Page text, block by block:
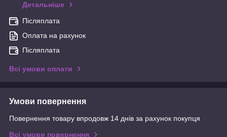
Детальніше
Післяплата
Оплата на рахунок
Післяплата
Всі умови оплати
Умови повернення
Повернення товару впродовж 14 днів за рахунок покупця
Всі умови повернення